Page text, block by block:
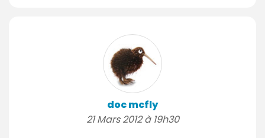
doc mcfly
21 Mars 2012 à 19h30